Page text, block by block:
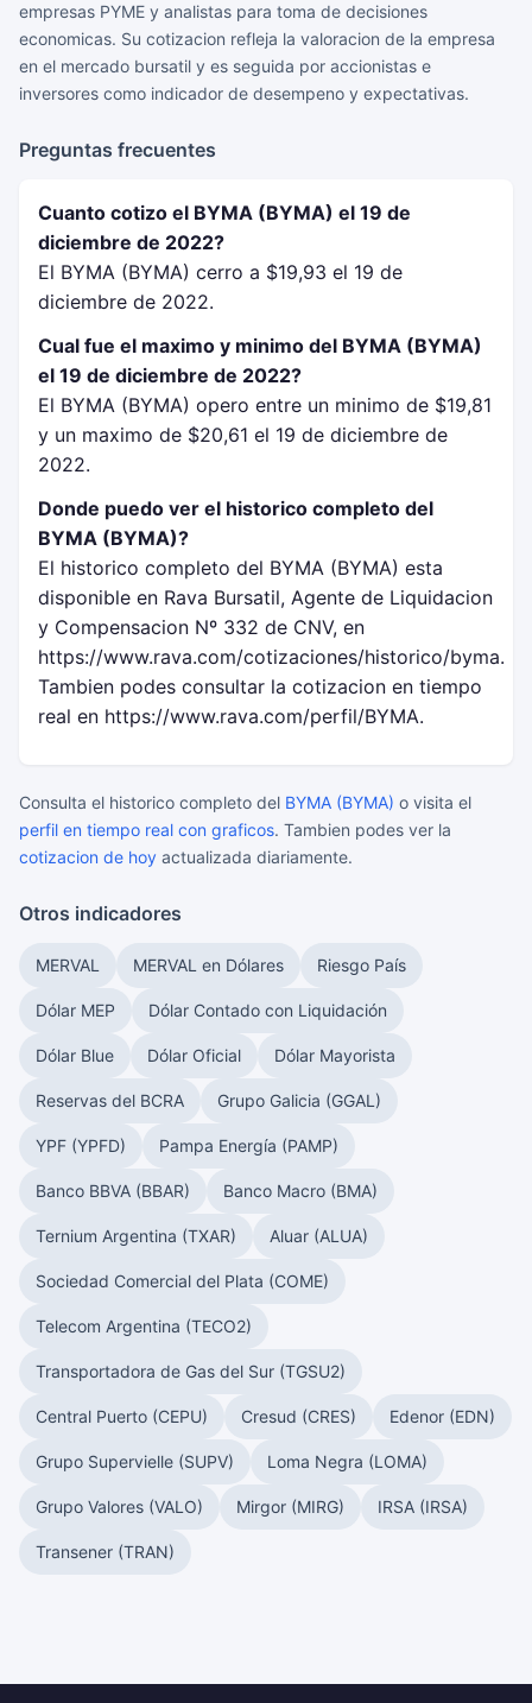
empresas PYME y analistas para toma de decisiones
economicas. Su cotizacion refleja la valoracion de la empresa
en el mercado bursatil y es seguida por accionistas e
inversores como indicador de desempeno y expectativas.
Preguntas frecuentes
Cuanto cotizo el BYMA (BYMA) el 19 de
diciembre de 2022?
El BYMA (BYMA) cerro a $19,93 el 19 de
diciembre de 2022.
Cual fue el maximo y minimo del BYMA (BYMA)
el 19 de diciembre de 2022?
El BYMA (BYMA) opero entre un minimo de $19,81
y un maximo de $20,61 el 19 de diciembre de
2022.
Donde puedo ver el historico completo del
BYMA (BYMA)?
El historico completo del BYMA (BYMA) esta
disponible en Rava Bursatil, Agente de Liquidacion
y Compensacion Nº 332 de CNV, en
https://www.rava.com/cotizaciones/historico/byma.
Tambien podes consultar la cotizacion en tiempo
real en https://www.rava.com/perfil/BYMA.
Consulta el historico completo del BYMA (BYMA) o visita el
perfil en tiempo real con graficos. Tambien podes ver la
cotizacion de hoy actualizada diariamente.
Otros indicadores
MERVAL MERVAL en Dólares Riesgo País
Dólar MEP Dólar Contado con Liquidación
Dólar Blue Dólar Oficial Dólar Mayorista
Reservas del BCRA Grupo Galicia (GGAL)
YPF (YPFD) Pampa Energía (PAMP)
Banco BBVA (BBAR) Banco Macro (BMA)
Ternium Argentina (TXAR) Aluar (ALUA)
Sociedad Comercial del Plata (COME)
Telecom Argentina (TECO2)
Transportadora de Gas del Sur (TGSU2)
Central Puerto (CEPU) Cresud (CRES) Edenor (EDN)
Grupo Supervielle (SUPV) Loma Negra (LOMA)
Grupo Valores (VALO) Mirgor (MIRG) IRSA (IRSA)
Transener (TRAN)